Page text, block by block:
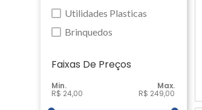
Utilidades Plasticas
Brinquedos
Faixas De Preço
R$ 24,00 R$ 249,00